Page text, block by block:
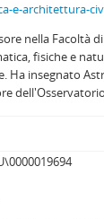
e-architettura-
nella Facoltà
fisiche e
Ha insegnato